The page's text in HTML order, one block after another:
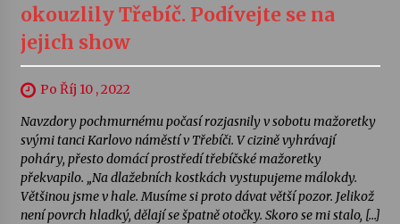
okouzlily Třebíč. Podívejte se na
jejich show
Po Říj 10 , 2022
Navzdory pochmurnému počasí rozjasnily v sobotu mažoretky
svými tanci Karlovo náměstí v Třebíči. V cizině vyhrávají
poháry, přesto domácí prostředí třebíčské mažoretky
překvapilo. „Na dlažebních kostkách vystupujeme málokdy.
Většinou jsme v hale. Musíme si proto dávat větší pozor. Jelikož
není povrch hladký, dělají se špatně otočky. Skoro se mi stalo, […]